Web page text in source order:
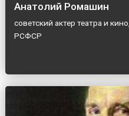
Анатолий Ромашин
советский актер театра и
РСФСР